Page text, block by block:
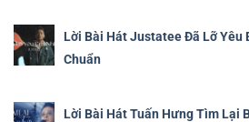
Lời Bài Hát Justatee Đã Lỡ Yêu
Chuẩn
Lời Bài Hát Tuấn Hưng Tìm Lại